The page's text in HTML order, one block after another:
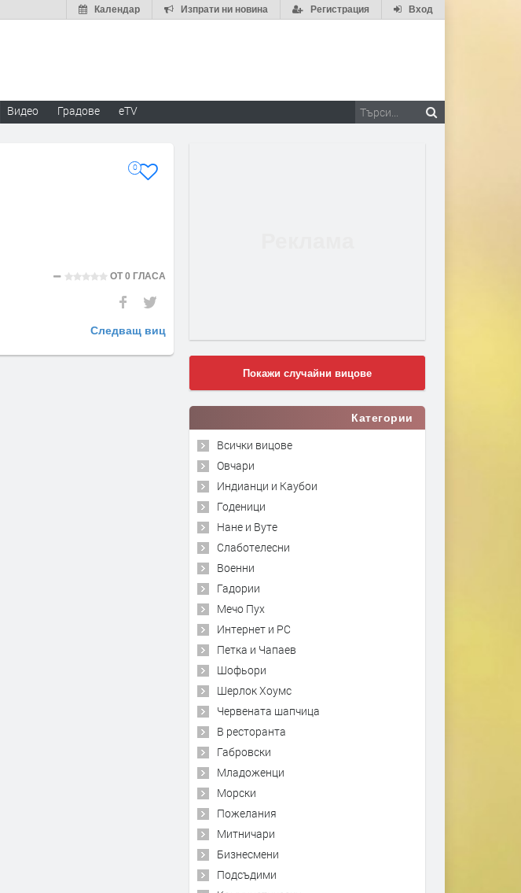
Вход
Регистрация
Изпрати ни новина
Календар
Видео Градове eTV
0
ОТ0 ГЛАСА
Следващ виц
Покажи случайни вицове
Категории
Всички вицове
Овчари
Индианци и Каубои
Годеници
Нане и Вуте
Слаботелесни
Военни
Гадории
Мечо Пух
Интернет и PC
Петка и Чапаев
Шофьори
Шерлок Хоумс
Червената шапчица
В ресторанта
Габровски
Младоженци
Морски
Пожелания
Митничари
Бизнесмени
Подсъдими